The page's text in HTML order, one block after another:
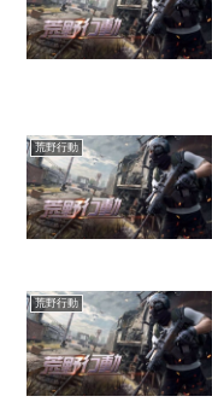
荒野行動
荒野行動